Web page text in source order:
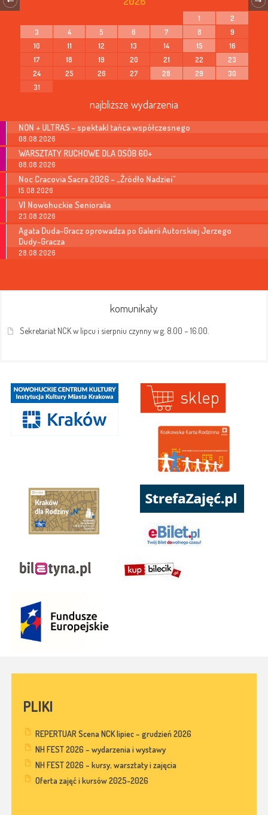
1
2
3
4 5 6 7 8
9
10
11 12 13 14 15
16
17
18 19 20 21 22
23
24
25 26 27 28 29
30
31
najbliższe wydarzenia
NON + ULTRAS – spektakl tańca współczesnego
08.08.2026
WARSZTATY RUCHOWE DLA OSÓB 60+
08.08.2026
Noc Cracovia Sacra 2026 – „Źródło Nadziei”
15.08.2026
VI Nowohuckie Senioralia
23.08.2026
Agata Duda-Gracz oprowadza po Galerii Autorskiej Jerzego
Dudy-Gracza
28.08.2026
komunikaty
Sekretariat NCK w lipcu i sierpniu czynny w g. 8.00 – 16.00.
PLIKI
REPERTUAR Scena NCK lipiec – grudzień 2026
NH FEST 2026 – wydarzenia i wystawy
NH FEST 2026 – kursy, warsztaty i zajęcia
Oferta zajęć i kursów 2025-2026